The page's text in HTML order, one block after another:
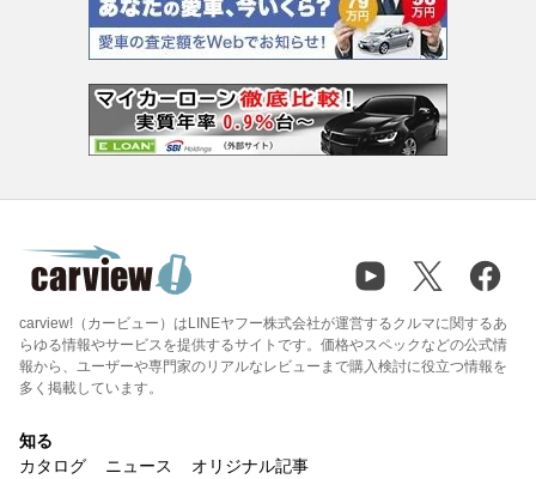
carview!（カービュー）はLINEヤフー株式会社が運営するクルマに関するあ
らゆる情報やサービスを提供するサイトです。価格やスペックなどの公式情
報から、ユーザーや専門家のリアルなレビューまで購入検討に役立つ情報を
多く掲載しています。
知る
カタログ
ニュース オリジナル記事